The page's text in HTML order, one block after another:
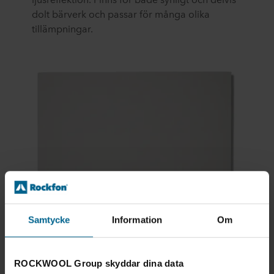
Samtycke Information Om
ROCKWOOL Group skyddar dina data
dolt bärverk och passar för många olika
tillämpningar.